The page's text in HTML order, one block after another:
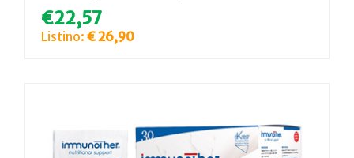
€22,57
Listino: € 26,90